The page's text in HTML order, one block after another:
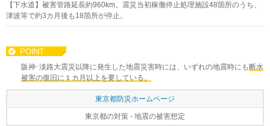
【下水道】被害管路延長約960km。震災当初稼働停止処理施設48箇所のうち、
津波等で約3カ月後も18箇所が停止。
阪神･淡路大震災以降に発生した地震災害時には、いずれの地震時にも 断水
被害の復旧に１カ月以上を要している。
東京都防災ホームページ
東京都の対策 - 地震の被害想定